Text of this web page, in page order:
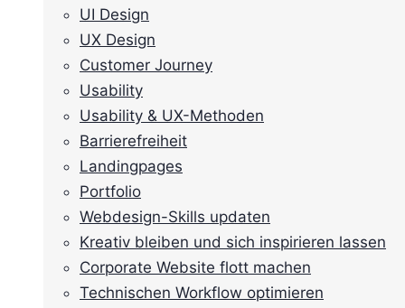
UI Design
UX Design
Customer Journey
Usability
Usability & UX-Methoden
Barrierefreiheit
Landingpages
Portfolio
Webdesign-Skills updaten
Kreativ bleiben und sich inspirieren lassen
Corporate Website flott machen
Technischen Workflow optimieren